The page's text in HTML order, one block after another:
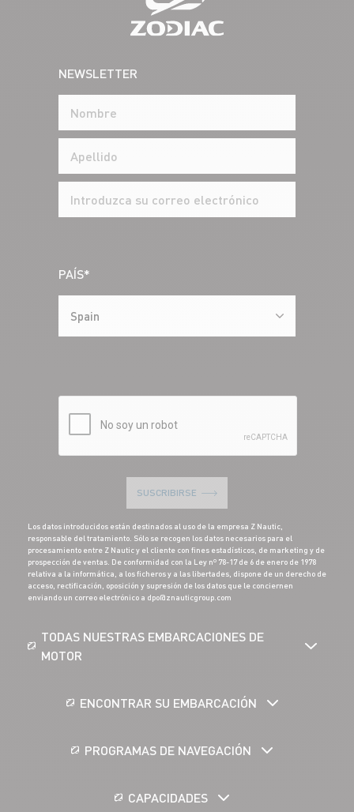
NEWSLETTER
PAÍS*
Spain
SUSCRIBIRSE
Los datos introducidos están destinados al uso de la empresa Z Nautic,
responsable del tratamiento. Sólo se recogen los datos necesarios para el
procesamiento entre Z Nautic y el cliente con fines estadísticos, de marketing y de
prospección de ventas. De conformidad con la Ley nº 78-17 de 6 de enero de 1978
relativa a la informática, a los ficheros y a las libertades, dispone de un derecho de
acceso, rectificación, oposición y supresión de los datos que le conciernen
enviando un correo electrónico a dpo@znauticgroup.com
TODAS NUESTRAS EMBARCACIONES DE
MOTOR
ENCONTRAR SU EMBARCACIÓN
PROGRAMAS DE NAVEGACIÓN
CAPACIDADES